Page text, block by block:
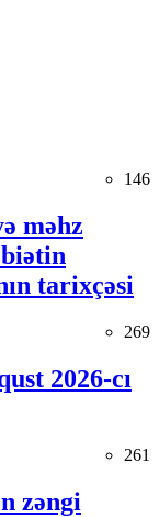
146
məhz
tarixçəsi
269
2026-cı
261
zəngi